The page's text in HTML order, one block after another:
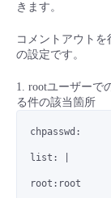
きます。
コメントアウトを
の設定です。
1. rootユーザーで
る件の該当箇所
chpasswd:
list: |
root:root